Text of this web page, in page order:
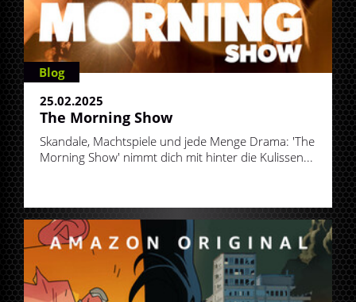
Blog
25.02.2025
The Morning Show
Skandale, Machtspiele und jede Menge Drama: 'The
Morning Show' nimmt dich mit hinter die Kulissen...